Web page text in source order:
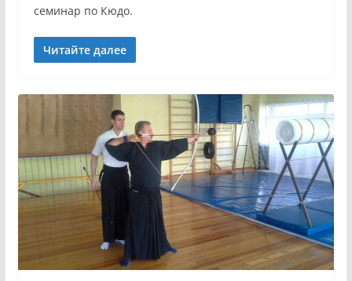
семинар по Кюдо.
Читайте далее